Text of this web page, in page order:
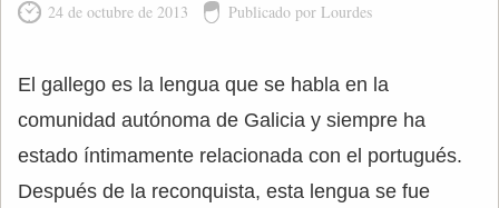
24 de octubre de 2013 Publicado por Lourdes
El gallego es la lengua que se habla en la
comunidad autónoma de Galicia y siempre ha
estado íntimamente relacionada con el portugués.
Después de la reconquista, esta lengua se fue